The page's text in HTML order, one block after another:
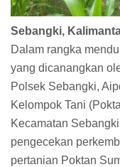
Sebangki,
Dalam rangka
yang dicanangkan
Polsek Sebangki,
Kelompok Tani
Kecamatan
pengecekan
pertanian Poktan